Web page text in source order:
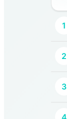
1
2
3